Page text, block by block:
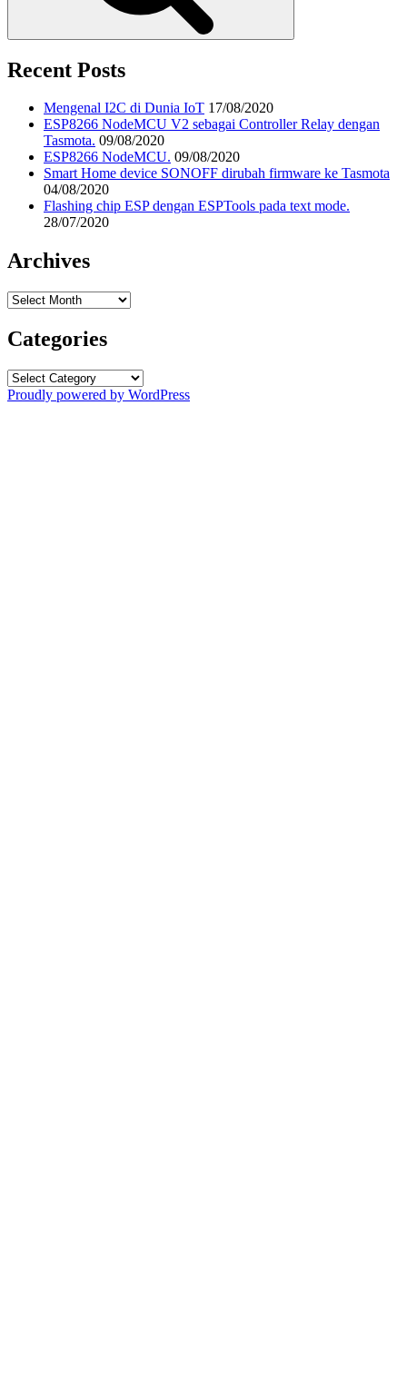
Recent Posts
Mengenal I2C di Dunia IoT 17/08/2020
ESP8266 NodeMCU V2 sebagai Controller Relay dengan
Tasmota. 09/08/2020
ESP8266 NodeMCU. 09/08/2020
Smart Home device SONOFF dirubah firmware ke Tasmota
04/08/2020
Flashing chip ESP dengan ESPTools pada text mode.
28/07/2020
Archives
Archives
Categories
Categories
Proudly powered by WordPress